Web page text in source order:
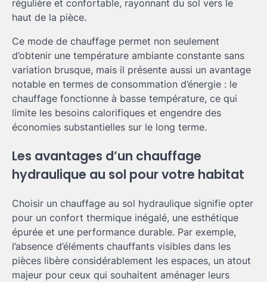
régulière et confortable, rayonnant du sol vers le
haut de la pièce.
Ce mode de chauffage permet non seulement
d’obtenir une température ambiante constante sans
variation brusque, mais il présente aussi un avantage
notable en termes de consommation d’énergie : le
chauffage fonctionne à basse température, ce qui
limite les besoins calorifiques et engendre des
économies substantielles sur le long terme.
Les avantages d’un chauffage
hydraulique au sol pour votre habitat
Choisir un chauffage au sol hydraulique signifie opter
pour un confort thermique inégalé, une esthétique
épurée et une performance durable. Par exemple,
l’absence d’éléments chauffants visibles dans les
pièces libère considérablement les espaces, un atout
majeur pour ceux qui souhaitent aménager leurs